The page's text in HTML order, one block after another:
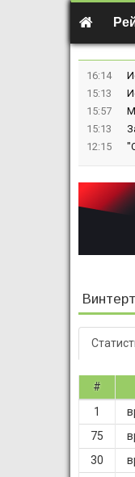
16:14
15:13
15:57
15:13
12:15
#
1
75
30